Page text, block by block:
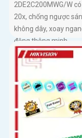
2DE2C200MWG/W
20x, chống ngược
không dây, xoay
động thông minh